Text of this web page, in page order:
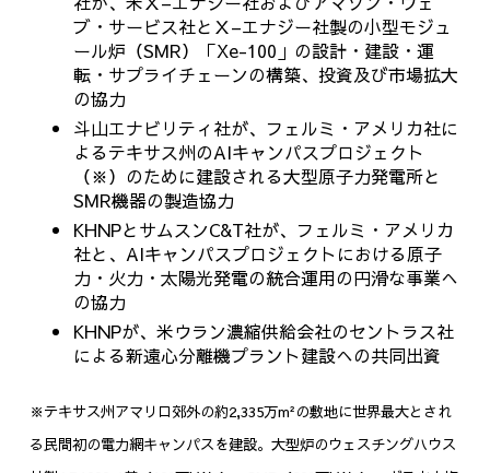
ブ・サービス社とＸ–エナジー社製の小型モジュ
ール炉（SMR） 「Xe-100 」の設計・建設・運
転・サプライチェーンの構築、投資及び市場拡大
の協力
斗山エナビリティ社が、フェルミ・アメリカ社に
よるテキサス州のAIキャンパスプロジェクト
（※）のために建設される大型原子力発電所と
SMR機器の製造協力
KHNPとサムスンC&T社が、フェルミ・アメリカ
社と、 AIキャンパスプロジェクトにおける原子
力・火力・太陽光発電の統合運用の円滑な事業へ
の協力
KHNPが、米ウラン濃縮供給会社のセントラス社
による新遠心分離機プラント建設への共同出資
※テキサス州アマリロ郊外の約2,335万m²の敷地に世界最大とされ
る民間初の電力網キャンパスを建設。大型炉のウェスチングハウス